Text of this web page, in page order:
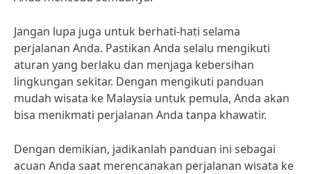
Jangan lupa juga untuk berhati-hati selama
perjalanan Anda. Pastikan Anda selalu mengikuti
aturan yang berlaku dan menjaga kebersihan
lingkungan sekitar. Dengan mengikuti panduan
mudah wisata ke Malaysia untuk pemula, Anda akan
bisa menikmati perjalanan Anda tanpa khawatir.
Dengan demikian, jadikanlah panduan ini sebagai
acuan Anda saat merencanakan perjalanan wisata ke